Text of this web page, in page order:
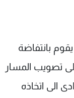
بانتفاضة
تصويب المسار
الى اتخاذه